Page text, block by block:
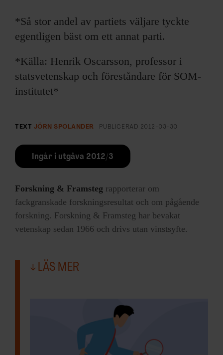
*Så stor andel av partiets väljare tyckte
egentligen bäst om ett annat parti.
*Källa: Henrik Oscarsson, professor i
statsvetenskap och föreståndare för SOM-
institutet*
TEXT JÖRN SPOLANDER PUBLICERAD 2012-03-30
Ingår i utgåva 2012/3
Forskning & Framsteg rapporterar om
fackgranskade forskningsresultat och om pågående
forskning. Forskning & Framsteg har bevakat
vetenskap sedan 1966 och drivs utan vinstsyfte.
LÄS MER